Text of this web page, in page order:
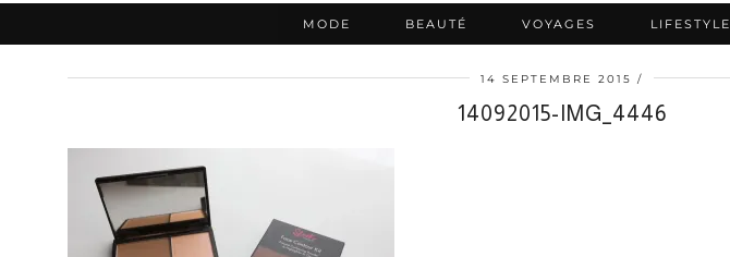
MODE BEAUTÉ VOYAGES LIFESTYLE
14 SEPTEMBRE 2015
14092015-IMG_4446